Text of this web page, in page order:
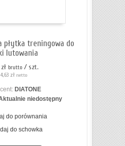
płytka treningowa do
lutowania
brutto / szt.
zł netto
DIATONE
niedostępny
do porównania
do schowka